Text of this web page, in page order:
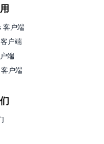
客户端
户端
端
户端